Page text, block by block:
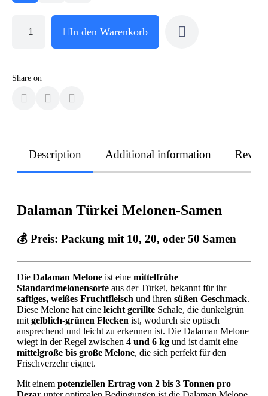
In den Warenkorb
Share on
Description Additional information
Dalaman Türkei Melonen-Samen
💰 Preis: Packung mit 10, 20, oder 50 Samen
Die Dalaman Melone ist eine mittelfrühe
Standardmelonensorte aus der Türkei, bekannt für ihr
saftiges, weißes Fruchtfleisch und ihren süßen Geschmack.
Diese Melone hat eine leicht gerillte Schale, die dunkelgrün
mit gelblich-grünen Flecken ist, wodurch sie optisch
ansprechend und leicht zu erkennen ist. Die Dalaman Melone
wiegt in der Regel zwischen 4 und 6 kg und ist damit eine
mittelgroße bis große Melone, die sich perfekt für den
Frischverzehr eignet.
Mit einem potenziellen Ertrag von 2 bis 3 Tonnen pro